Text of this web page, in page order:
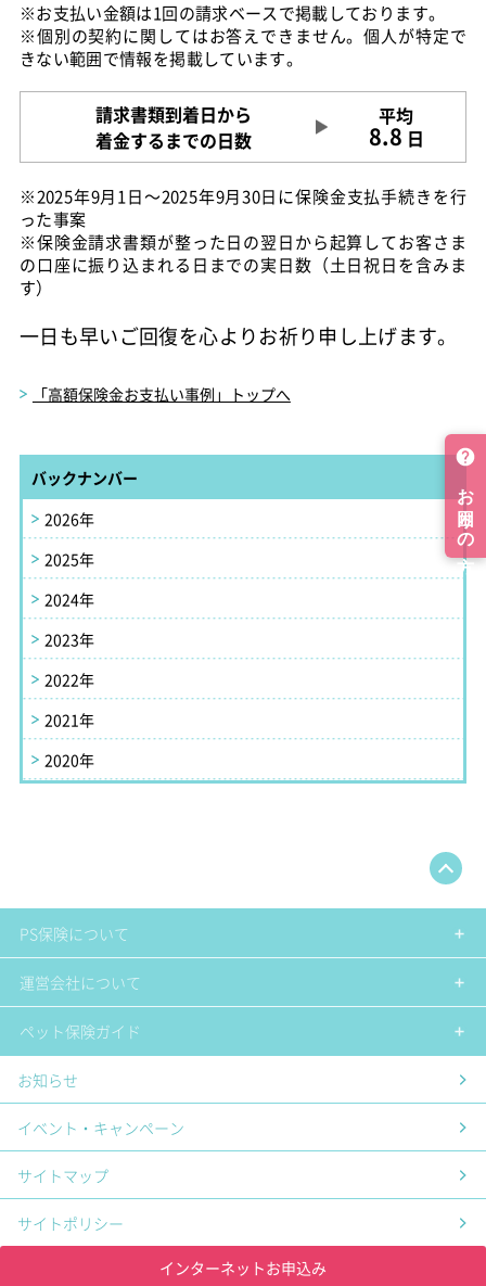
※お支払い金額は1回の請求ベースで掲載しております。
※個別の契約に関してはお答えできません。個人が特定で
きない範囲で情報を掲載しています。
請求書類到着日から
着金するまでの日数
平均
8.8 日
※2025年9月1日～2025年9月30日に保険金支払手続きを行
った事案
※保険金請求書類が整った日の翌日から起算してお客さま
の口座に振り込まれる日までの実日数（土日祝日を含みま
す）
一日も早いご回復を心よりお祈り申し上げます。
「高額保険金お支払い事例」トップへ
バックナンバー
2026年
2025年
2024年
2023年
2022年
2021年
2020年
PS保険について
運営会社について
ペット保険ガイド
お知らせ
イベント・キャンペーン
サイトマップ
サイトポリシー
インターネットお申込み